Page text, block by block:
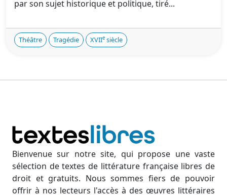
par son sujet historique et politique, tiré...
Théâtre Tragédie XVIIe siècle
Bienvenue sur notre site, qui propose une vaste
sélection de textes de littérature française libres de
droit et gratuits. Nous sommes fiers de pouvoir
offrir à nos lecteurs l'accès à des œuvres littéraires